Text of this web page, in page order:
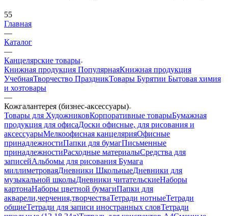
55
Главная
—
Каталог
—
Канцелярские товары
Книжная продукция ПопулярнаяКнижная продукция
УчебнаяТворчество ПраздникТовары Бурятии Бытовая химия
и хозтовары
—
Кожгалантерея (бизнес-аксессуары)
Товары для ХудожниковКорпоративные товарыБумажная
продукция для офисаДоски офисные, для рисования и
аксессуарыМелкоофисная канцелярияОфисные
принадлежностиПапки для бумагПисьменные
принадлежностиРасходные материалыСредства для
записейАльбомы для рисования Бумага
миллиметроваяДневники ШкольныеДневники для
музыкальной школыДневники читательскиеНаборы
картонаНаборы цветной бумагиПапки для
акварели,черчения,творчестваТетради нотныеТетради
общиеТетради для записи иностранных словТетради